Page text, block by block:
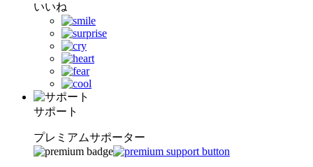
いいね
サポート
プレミアムサポーター